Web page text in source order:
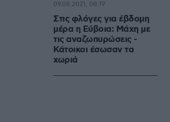
Στις φλόγες για έβδομη
μέρα η Εύβοια: Μάχη με
τις αναζωπυρώσεις -
Κάτοικοι έσωσαν τα
χωριά
09.08.2021, 08:19